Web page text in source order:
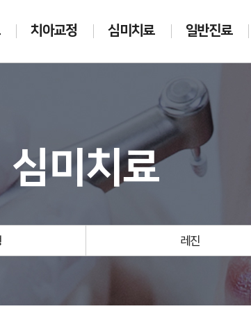
치아교정 심미치료 일반진료
심미치료
레진